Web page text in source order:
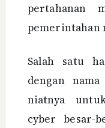
pertahanan
pemerintahan
Salah satu
dengan
niatnya
cyber besar-